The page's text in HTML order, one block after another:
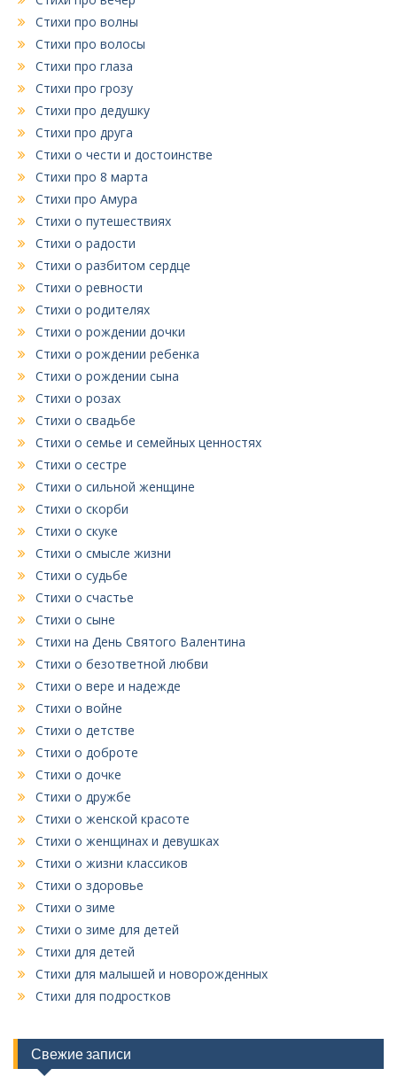
Стихи про волны
Стихи про волосы
Стихи про глаза
Стихи про грозу
Стихи про дедушку
Стихи про друга
Стихи о чести и достоинстве
Стихи про 8 марта
Стихи про Амура
Стихи о путешествиях
Стихи о радости
Стихи о разбитом сердце
Стихи о ревности
Стихи о родителях
Стихи о рождении дочки
Стихи о рождении ребенка
Стихи о рождении сына
Стихи о розах
Стихи о свадьбе
Стихи о семье и семейных ценностях
Стихи о сестре
Стихи о сильной женщине
Стихи о скорби
Стихи о скуке
Стихи о смысле жизни
Стихи о судьбе
Стихи о счастье
Стихи о сыне
Стихи на День Святого Валентина
Стихи о безответной любви
Стихи о вере и надежде
Стихи о войне
Стихи о детстве
Стихи о доброте
Стихи о дочке
Стихи о дружбе
Стихи о женской красоте
Стихи о женщинах и девушках
Стихи о жизни классиков
Стихи о здоровье
Стихи о зиме
Стихи о зиме для детей
Стихи для детей
Стихи для малышей и новорожденных
Стихи для подростков
Свежие записи